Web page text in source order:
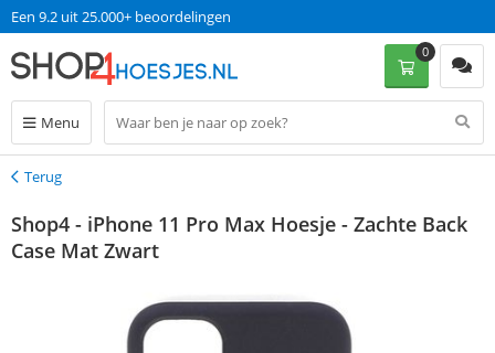
Een 9.2 uit 25.000+ beoordelingen
Menu
0
Terug
Terug
Shop4 - iPhone 11 Pro Max Hoesje - Zachte Back
Case Mat Zwart